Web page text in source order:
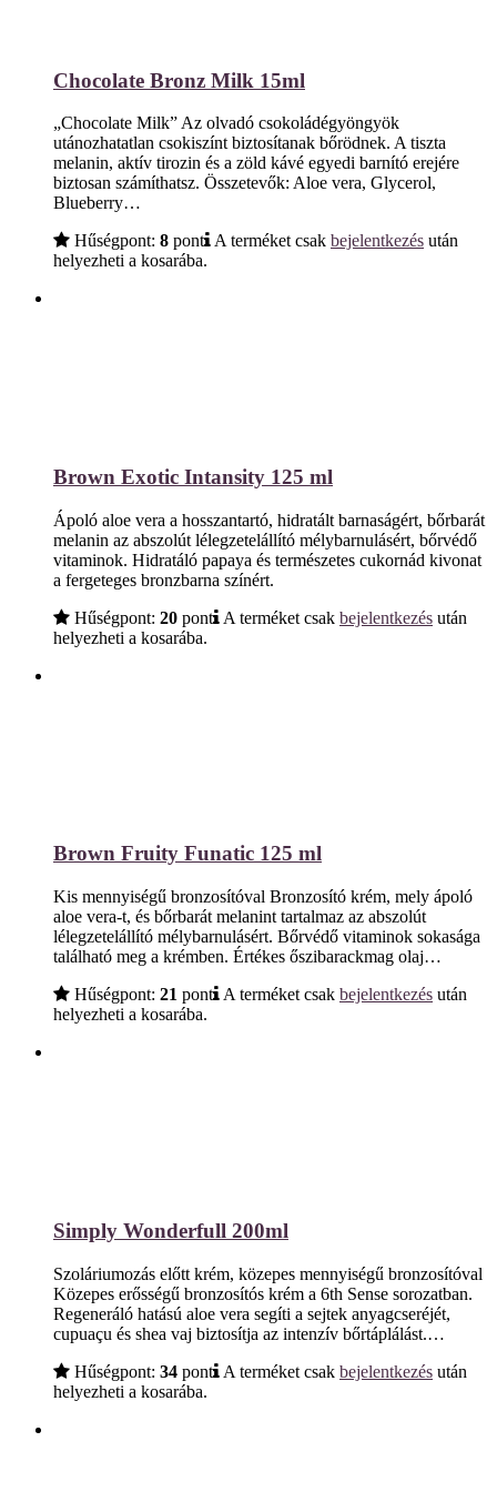
Chocolate Bronz Milk 15ml
„Chocolate Milk” Az olvadó csokoládégyöngyök
utánozhatatlan csokiszínt biztosítanak bőrödnek. A tiszta
melanin, aktív tirozin és a zöld kávé egyedi barnító erejére
biztosan számíthatsz. Összetevők: Aloe vera, Glycerol,
Blueberry…
Hűségpont: 8 pont A terméket csak bejelentkezés után
helyezheti a kosarába.
Brown Exotic Intansity 125 ml
Ápoló aloe vera a hosszantartó, hidratált barnaságért, bőrbarát
melanin az abszolút lélegzetelállító mélybarnulásért, bőrvédő
vitaminok. Hidratáló papaya és természetes cukornád kivonat
a fergeteges bronzbarna színért.
Hűségpont: 20 pont A terméket csak bejelentkezés után
helyezheti a kosarába.
Brown Fruity Funatic 125 ml
Kis mennyiségű bronzosítóval Bronzosító krém, mely ápoló
aloe vera-t, és bőrbarát melanint tartalmaz az abszolút
lélegzetelállító mélybarnulásért. Bőrvédő vitaminok sokasága
található meg a krémben. Értékes őszibarackmag olaj…
Hűségpont: 21 pont A terméket csak bejelentkezés után
helyezheti a kosarába.
Simply Wonderfull 200ml
Szoláriumozás előtt krém, közepes mennyiségű bronzosítóval
Közepes erősségű bronzosítós krém a 6th Sense sorozatban.
Regeneráló hatású aloe vera segíti a sejtek anyagcseréjét,
cupuaçu és shea vaj biztosítja az intenzív bőrtáplálást.…
Hűségpont: 34 pont A terméket csak bejelentkezés után
helyezheti a kosarába.